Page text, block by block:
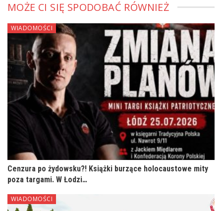
MOŻE CI SIĘ SPODOBAĆ RÓWNIEŻ
WIADOMOŚCI
Cenzura po żydowsku?! Książki burzące holocaustowe mity
poza targami. W Łodzi…
WIADOMOŚCI